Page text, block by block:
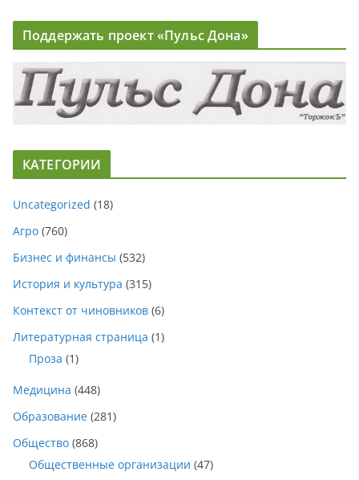
Поддержать проект «Пульс Дона»
КАТЕГОРИИ
Uncategorized (18)
Агро (760)
Бизнес и финансы (532)
История и культура (315)
Контекст от чиновников (6)
Литературная страница (1)
Проза (1)
Медицина (448)
Образование (281)
Общество (868)
Общественные организации (47)